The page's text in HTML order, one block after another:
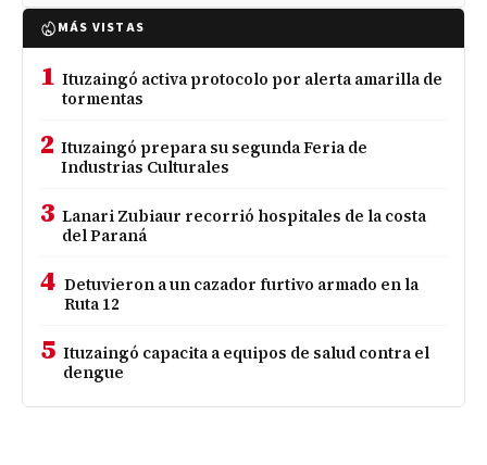
MÁS VISTAS
1 Ituzaingó activa protocolo por alerta amarilla de
tormentas
2 Ituzaingó prepara su segunda Feria de
Industrias Culturales
3 Lanari Zubiaur recorrió hospitales de la costa
del Paraná
4 Detuvieron a un cazador furtivo armado en la
Ruta 12
5 Ituzaingó capacita a equipos de salud contra el
dengue